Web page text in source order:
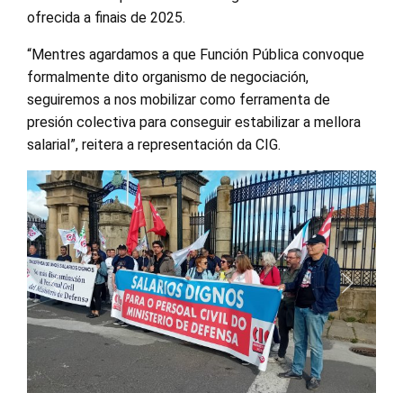
ofrecida a finais de 2025.
“Mentres agardamos a que Función Pública convoque
formalmente dito organismo de negociación,
seguiremos a nos mobilizar como ferramenta de
presión colectiva para conseguir estabilizar a mellora
salarial”, reitera a representación da CIG.